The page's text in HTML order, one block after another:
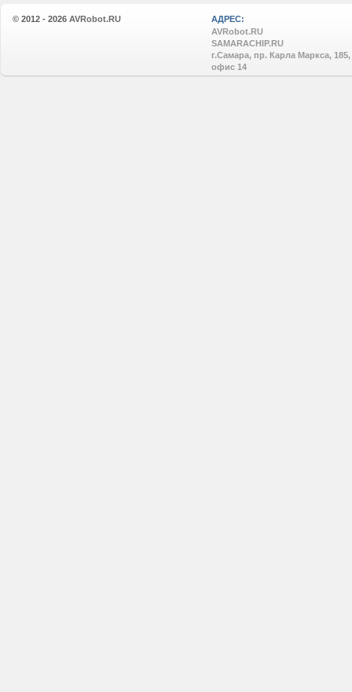
© 2012 - 2026 AVRobot.RU
АДРЕС:
AVRobot.RU
SAMARACHIP.RU
г.Самара, пр. Карла Маркса, 185,
офис 14